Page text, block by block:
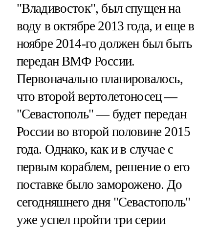
"Владивосток", был спущен на
воду в октябре 2013 года, и еще в
ноябре 2014-го должен был быть
передан ВМФ России.
Первоначально планировалось,
что второй вертолетоносец —
"Севастополь" — будет передан
России во второй половине 2015
года. Однако, как и в случае с
первым кораблем, решение о его
поставке было заморожено. До
сегодняшнего дня "Севастополь"
уже успел пройти три серии